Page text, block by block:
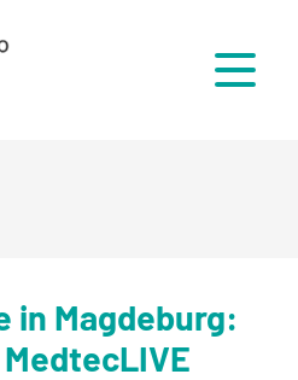
Menü
in Magdeburg: